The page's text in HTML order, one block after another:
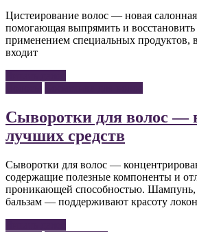
Цистеирование волос — новая
помогающая выпрямить и восстановить
применением специальных продуктов,
входит
Сыворотки для волос —
лучших средств
Сыворотки для волос —
содержащие полезные компоненты и
проникающей способностью. Шампунь,
бальзам — поддерживают красоту